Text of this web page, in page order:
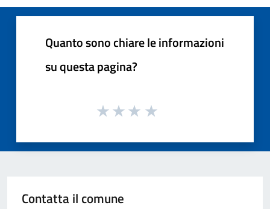
Quanto sono chiare le informazioni
su questa pagina?
Contatta il comune